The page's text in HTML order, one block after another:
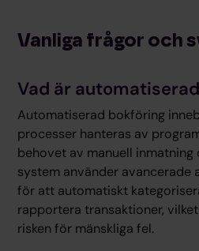
Vanliga frågor och
Vad är
Automatiserad bokföring
processer hanteras av
behovet av manuell inmatning
system använder avancerade
för att automatiskt
rapportera transaktioner,
risken för mänskliga fel.